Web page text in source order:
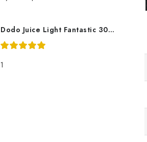
Dodo Juice Light Fantastic 30ml měkký vosk
1